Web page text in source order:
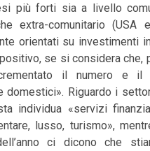
più forti sia a livello
extra-comunitario (USA
orientati su investimenti
se si considera che,
il numero e
domestici». Riguardo i
individua «servizi
lusso, turismo»,
ci dicono che